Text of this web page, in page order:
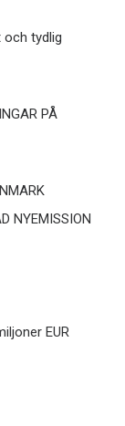
och tydlig
PÅ
NYEMISSION
EUR